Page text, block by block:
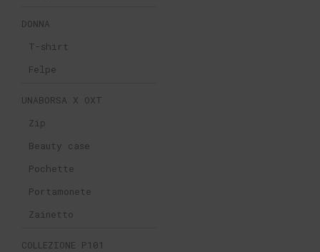
DONNA
T-shirt
Felpe
UNABORSA X OXT
Zip
Beauty case
Pochette
Portamonete
Zainetto
COLLEZIONE P101